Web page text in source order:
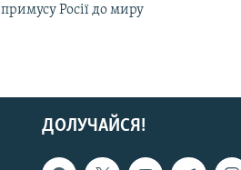
примусу Росії до миру
ДОЛУЧАЙСЯ!